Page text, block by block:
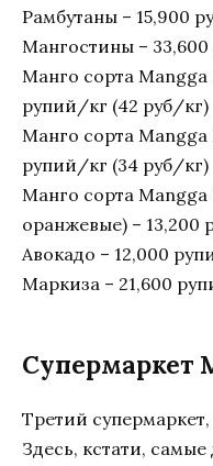
Рамбутаны – 15,900
Мангостины –
Манго сорта Mangga
рупий/кг (42 руб/кг)
Манго сорта Mangga
рупий/кг (34 руб/кг)
Манго сорта
оранжевые) – 13,200
Авокадо – 12,000
Маркиза – 21,600
Супермаркет
Третий
Здесь, кстати,